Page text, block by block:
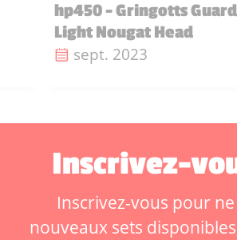
hp450 - Gringotts
Light Nougat Head
Date de sortie :
sept. 2023
Inscrivez-
Inscrivez-vous pour
nouveaux sets